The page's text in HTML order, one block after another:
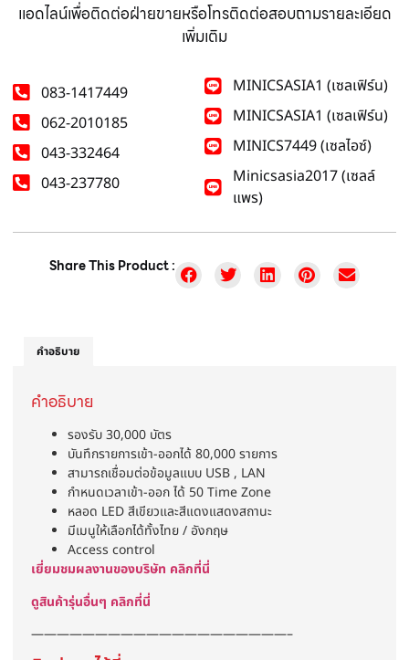
แอดไลน์เพื่อติดต่อฝ่ายขายหรือโทรติดต่อสอบถามรายละเอียด
เพิ่มเติม
083-1417449
062-2010185
043-332464
043-237780
MINICSASIA1 (เซลเฟิร์น)
MINICSASIA1 (เซลเฟิร์น)
MINICS7449 (เซลไอซ์)
Minicsasia2017 (เซลล์
แพร)
Share This Product :
คำอธิบาย
คำอธิบาย
รองรับ 30,000 บัตร
บันทึกรายการเข้า-ออกได้ 80,000 รายการ
สามารถเชื่อมต่อข้อมูลแบบ USB , LAN
กำหนดเวลาเข้า-ออก ได้ 50 Time Zone
หลอด LED สีเขียวและสีแดงแสดงสถานะ
มีเมนูให้เลือกได้ทั้งไทย / อังกฤษ
Access control
เยี่ยมชมผลงานของบริษัท คลิกที่นี่
ดูสินค้ารุ่นอื่นๆ คลิกที่นี่
————————————————————–